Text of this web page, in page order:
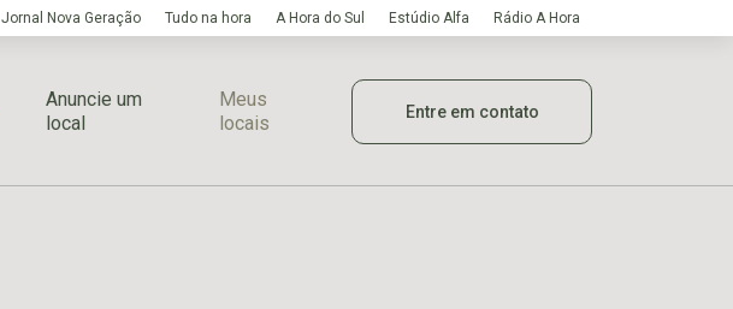
Jornal Nova Geração Tudo na hora A Hora do Sul Estúdio Alfa Rádio A Hora
Anuncie um
local
Meus
locais
Entre em contato